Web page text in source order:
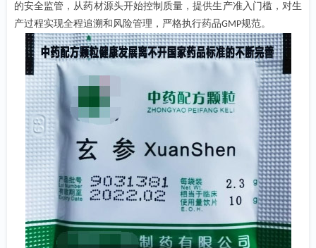
的安全监管，从药材源头开始控制质量，提供生产准入门槛，对生
产过程实现全程追溯和风险管理，严格执行药品GMP规范。